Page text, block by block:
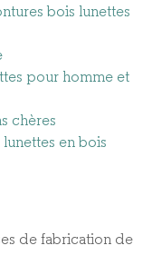
bois lunettes
pour homme et
chères
en bois
de fabrication de